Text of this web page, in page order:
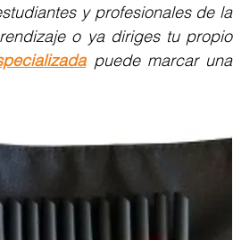
y profesionales de la
o ya diriges tu propio
puede marcar una